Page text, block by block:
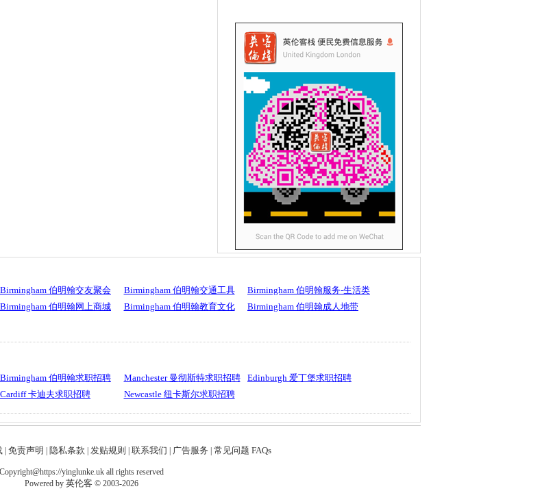
Birmingham 伯明翰交友聚会 Birmingham 伯明翰交通工具
Birmingham 伯明翰服务-生活类
Birmingham 伯明翰网上商城 Birmingham 伯明翰教育文化
Birmingham 伯明翰成人地带
Birmingham 伯明翰求职招聘 Manchester 曼彻斯特求职招聘
Edinburgh 爱丁堡求职招聘
Cardiff 卡迪夫求职招聘
Newcastle 纽卡斯尔求职招聘
| 免责声明 隐私条款 发贴规则 联系我们 广告服务 常见问题 FAQs
Copyright@https://yinglunke.uk all rights reserved
Powered by 英伦客 © 2003-2026